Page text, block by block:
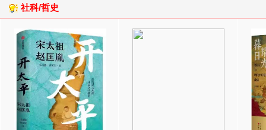
社科/哲史